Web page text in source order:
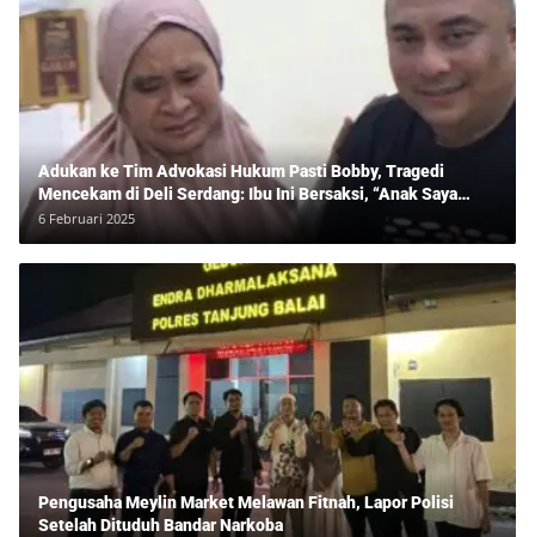
Adukan ke Tim Advokasi Hukum Pasti Bobby, Tragedi
Mencekam di Deli Serdang: Ibu Ini Bersaksi, “Anak Saya
Ditangkap Tanpa Bukti dan Bukan Bandar Narkoba!”
6 Februari 2025
Pengusaha Meylin Market Melawan Fitnah, Lapor Polisi
Setelah Dituduh Bandar Narkoba